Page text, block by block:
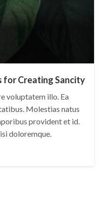
for Creating Sancity
voluptatem illo. Ea
Molestias natus
provident et id.
doloremque.